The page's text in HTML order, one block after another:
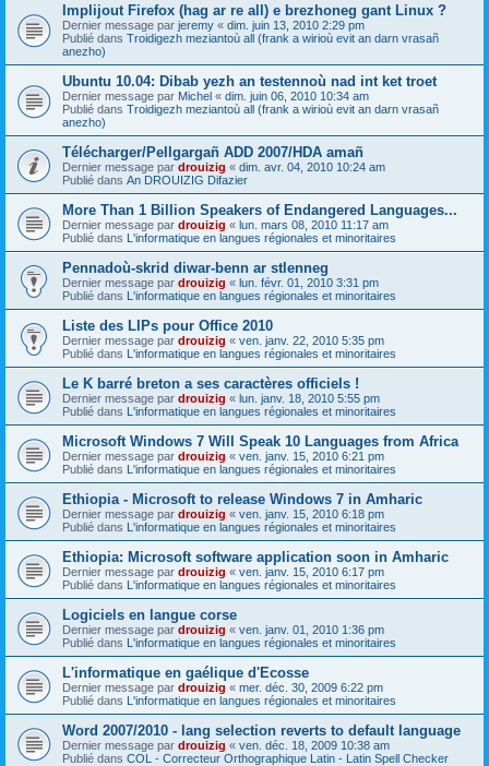
Implijout Firefox (hag ar re all) e brezhoneg gant Linux ?
Dernier message par jeremy « dim. juin 13, 2010 2:29 pm
Publié dans Troidigezh meziantoù all (frank a wirioù evit an darn vrasañ
anezho)
Ubuntu 10.04: Dibab yezh an testennoù nad int ket troet
Dernier message par Michel « dim. juin 06, 2010 10:34 am
Publié dans Troidigezh meziantoù all (frank a wirioù evit an darn vrasañ
anezho)
Télécharger/Pellgargañ ADD 2007/HDA amañ
Dernier message par drouizig « dim. avr. 04, 2010 10:24 am
Publié dans An DROUIZIG Difazier
More Than 1 Billion Speakers of Endangered Languages...
Dernier message par drouizig « lun. mars 08, 2010 11:17 am
Publié dans L'informatique en langues régionales et minoritaires
Pennadoù-skrid diwar-benn ar stlenneg
Dernier message par drouizig « lun. févr. 01, 2010 3:31 pm
Publié dans L'informatique en langues régionales et minoritaires
Liste des LIPs pour Office 2010
Dernier message par drouizig « ven. janv. 22, 2010 5:35 pm
Publié dans L'informatique en langues régionales et minoritaires
Le K barré breton a ses caractères officiels !
Dernier message par drouizig « lun. janv. 18, 2010 5:55 pm
Publié dans L'informatique en langues régionales et minoritaires
Microsoft Windows 7 Will Speak 10 Languages from Africa
Dernier message par drouizig « ven. janv. 15, 2010 6:21 pm
Publié dans L'informatique en langues régionales et minoritaires
Ethiopia - Microsoft to release Windows 7 in Amharic
Dernier message par drouizig « ven. janv. 15, 2010 6:18 pm
Publié dans L'informatique en langues régionales et minoritaires
Ethiopia: Microsoft software application soon in Amharic
Dernier message par drouizig « ven. janv. 15, 2010 6:17 pm
Publié dans L'informatique en langues régionales et minoritaires
Logiciels en langue corse
Dernier message par drouizig « ven. janv. 01, 2010 1:36 pm
Publié dans L'informatique en langues régionales et minoritaires
L'informatique en gaélique d'Ecosse
Dernier message par drouizig « mer. déc. 30, 2009 6:22 pm
Publié dans L'informatique en langues régionales et minoritaires
Word 2007/2010 - lang selection reverts to default language
Dernier message par drouizig « ven. déc. 18, 2009 10:38 am
Publié dans COL - Correcteur Orthographique Latin - Latin Spell Checker